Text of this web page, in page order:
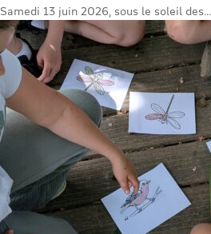
Samedi 13 juin 2026, sous le soleil des...